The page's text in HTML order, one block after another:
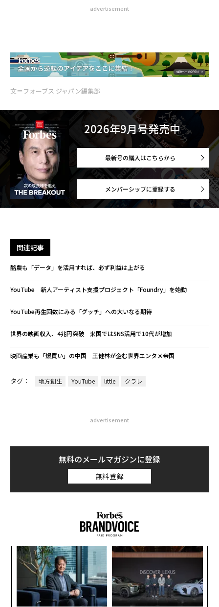
advertisement
文＝フォーブス ジャパン編集部
2026年9月号発売中
最新号の購入はこちらから
メンバーシップに登録する
関連記事
酪農も「データ」を活用すれば、必ず利益は上がる
YouTube 新人アーティスト支援プロジェクト「Foundry」を始動
YouTube再生回数にみる「グッチ」への大いなる期待
世界の映画収入、4兆円突破 米国ではSNS活用で10代が増加
映画産業も「爆買い」の中国 王健林が企む世界エンタメ帝国
タグ： 地方創生 YouTube little クラレ
advertisement
無料のメールマガジンに登録
無料登録